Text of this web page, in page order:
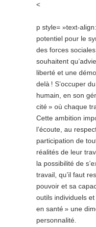
<
p style= »text-
potentiel pour le
des forces
souhaitent
liberté et une
delà ! S’occuper
humain, en son
cité » où chaque
Cette ambition
l’écoute, au
participation de
réalités de leur
la possibilité de
travail, qu’il faut
pouvoir et sa
outils individuels
en santé » une
personnalité.